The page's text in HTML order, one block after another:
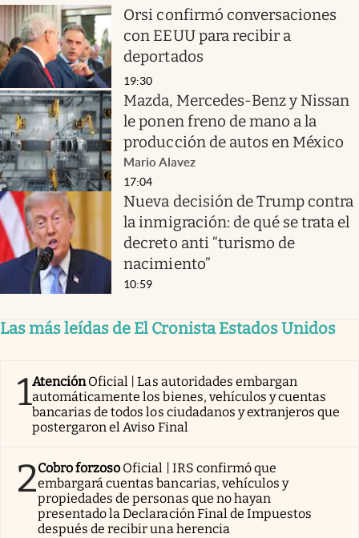
Orsi confirmó conversaciones
con EEUU para recibir a
deportados
19:30
Mazda, Mercedes-Benz y Nissan
le ponen freno de mano a la
producción de autos en México
Mario Alavez
17:04
Nueva decisión de Trump contra
la inmigración: de qué se trata el
decreto anti “turismo de
nacimiento”
10:59
Las más leídas de El Cronista Estados Unidos
1AtenciónOficial | Las autoridades embargan
automáticamente los bienes, vehículos y cuentas
bancarias de todos los ciudadanos y extranjeros que
postergaron el Aviso Final
2Cobro forzoso Oficial | IRS confirmó que
embargará cuentas bancarias, vehículos y
propiedades de personas que no hayan
presentado la Declaración Final de Impuestos
después de recibir una herencia